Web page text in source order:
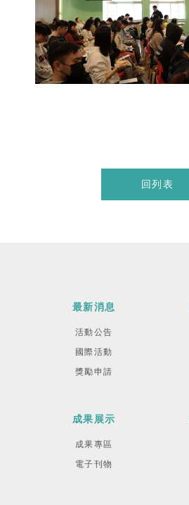
回列表
最新消息
活動公告
國際活動
獎勵申請
成果展示
成果專區
電子刊物